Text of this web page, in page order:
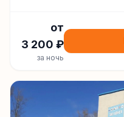
от
3 200 ₽
за ночь